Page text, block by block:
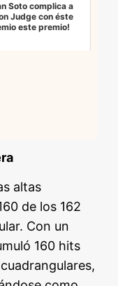
Soto complica a
Judge con éste
este premio!
altas
de los 162
Con un
160 hits